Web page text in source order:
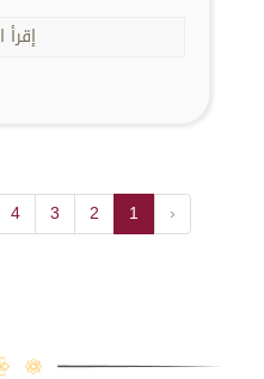
إقرأ
‹
1
2
3
4